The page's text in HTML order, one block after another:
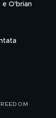
e O'brian